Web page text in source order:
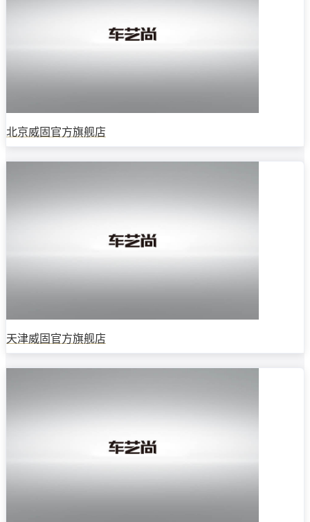
北京威固官方旗舰店
天津威固官方旗舰店